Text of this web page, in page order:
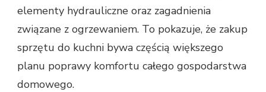
elementy hydrauliczne oraz zagadnienia
związane z ogrzewaniem. To pokazuje, że zakup
sprzętu do kuchni bywa częścią większego
planu poprawy komfortu całego gospodarstwa
domowego.